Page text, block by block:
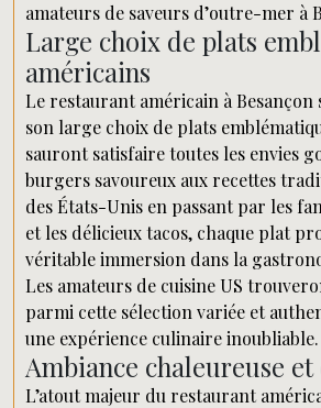
amateurs de saveurs d’outre-mer à
Large choix de plats
américains
Le restaurant américain à Besançon
son large choix de plats
sauront satisfaire toutes les envies
burgers savoureux aux recettes
des États-Unis en passant par les
et les délicieux tacos, chaque plat
véritable immersion dans la
Les amateurs de cuisine US
parmi cette sélection variée et
une expérience culinaire inoubliable.
Ambiance chaleureuse
L’atout majeur du restaurant